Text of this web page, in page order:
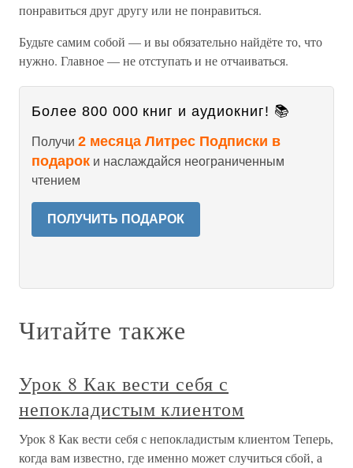
понравиться друг другу или не понравиться.
Будьте самим собой — и вы обязательно найдёте то, что
нужно. Главное — не отступать и не отчаиваться.
Более 800 000 книг и аудиокниг! 📚
Получи 2 месяца Литрес Подписки в
подарок и наслаждайся неограниченным
чтением
ПОЛУЧИТЬ ПОДАРОК
Читайте также
Урок 8 Как вести себя с
непокладистым клиентом
Урок 8 Как вести себя с непокладистым клиентом Теперь,
когда вам известно, где именно может случиться сбой, а